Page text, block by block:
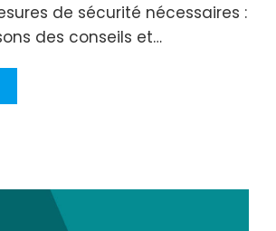
de sécurité nécessaires :
des conseils et…